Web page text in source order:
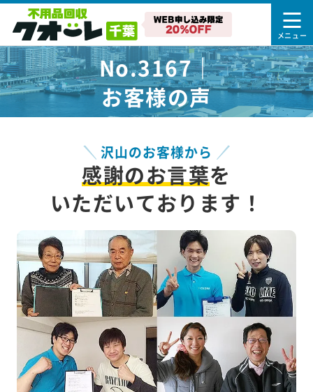
No.3167｜
お客様の声
沢山のお客様から
感謝のお言葉を
いただいております！